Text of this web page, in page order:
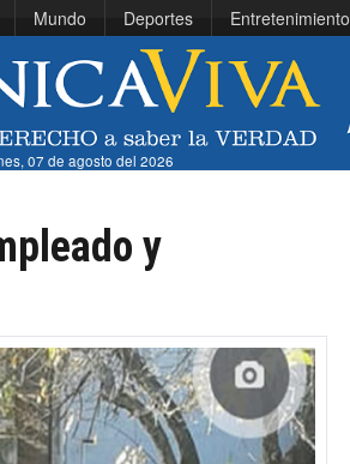
Mundo Deportes Entretenimiento
07 de agosto del 2026
y